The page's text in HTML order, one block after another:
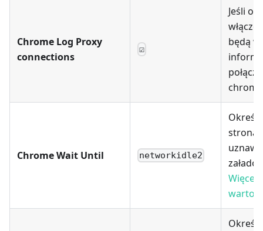
Chrome Log Proxy
connections
☑
Jeśli
będą
chrome
Chrome Wait Until networkidle2
strona
Więcej